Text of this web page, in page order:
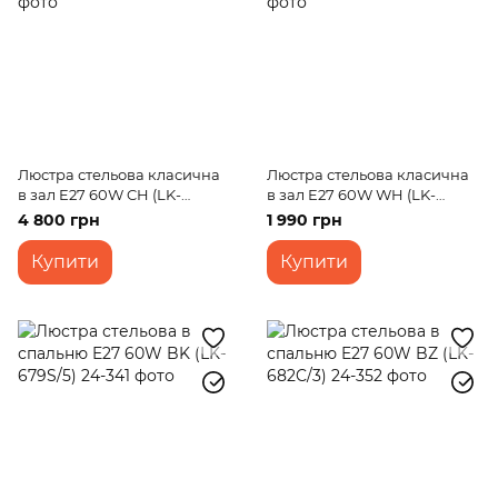
Люстра стельова класична
в зал E27 60W CH (LK-
558C/6)
4 800 грн
Купити
Люстра стельова класична
в зал E27 60W WH (LK-
572C/3)
1 990 грн
Купити